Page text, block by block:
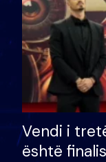
Vendi i
është